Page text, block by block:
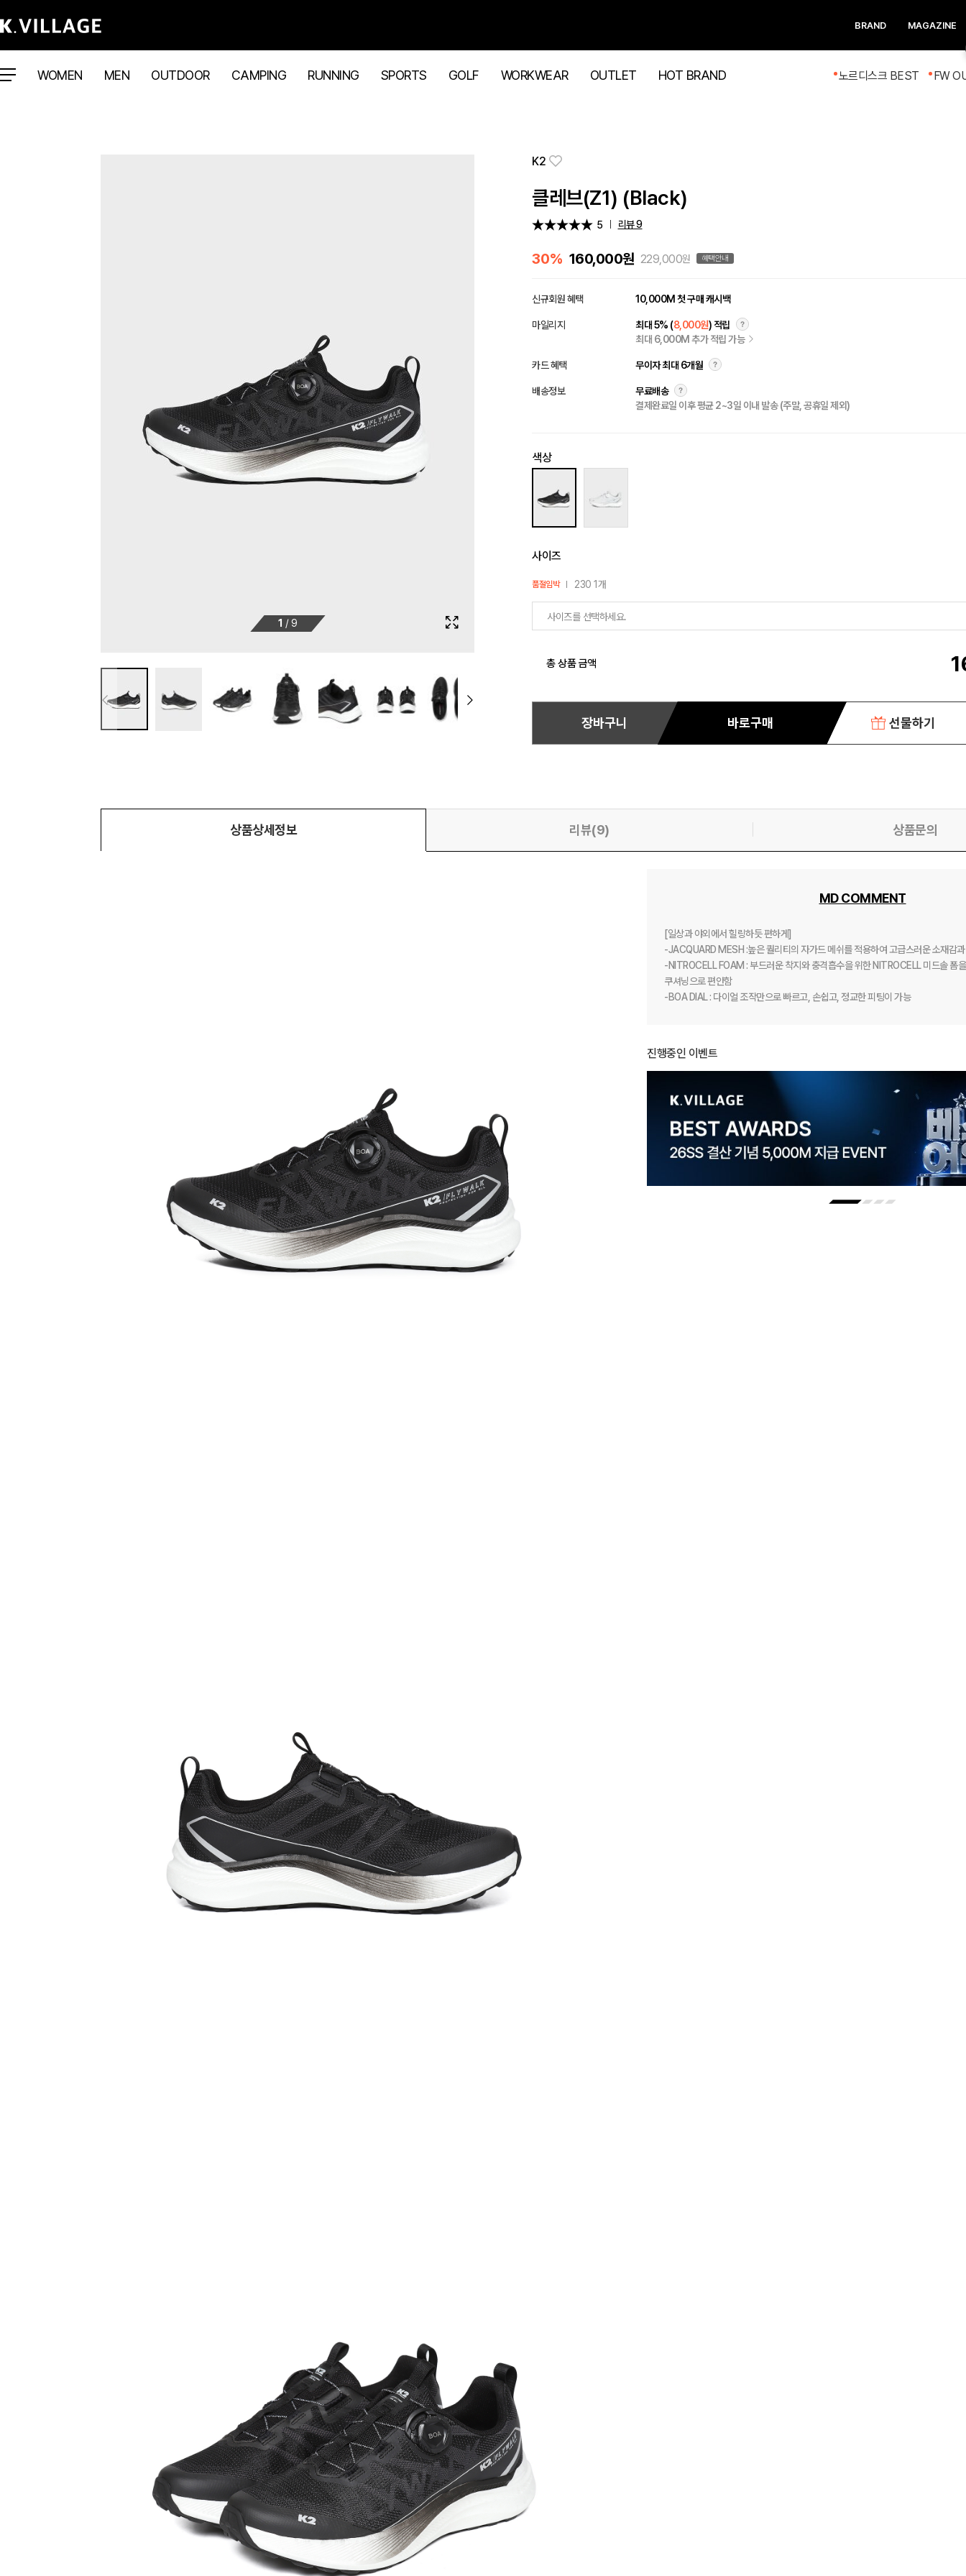
BRAND MAGAZINE
WOMEN MEN OUTDOOR CAMPING RUNNING SPORTS GOLF WORKWEAR OUTLET HOT BRAND 노르디스크 BEST FW
1 /9
K2
클레브(Z1) (Black)
5 리뷰 9
30% 160,000원 229,000원 혜택안내
신규회원 혜택 10,000M 첫 구매 캐시백
마일리지 최대 5% (8,000원) 적립
최대 6,000M 추가 적립 가능
카드 혜택 무이자 최대 6개월
배송정보
무료배송
결제완료일 이후 평균 2~3일 이내 발송 (주말, 공휴일 제외)
색상
사이즈
품절임박 230 1개
사이즈를 선택하세요.
총 상품 금액
장바구니 바로구매 선물하기
상품상세정보 리뷰(9) 상품문의
MD COMMENT
[일상과 야외에서 힐링하듯 편하게]
-JACQUARD MESH :높은 퀄리티의 자가드 메쉬를 적용하여 고급스러운 소재감
-NITROCELL FOAM : 부드러운 착지와 충격흡수을 위한 NITROCELL 미드솔 폼
쿠셔닝으로 편안함
-BOA DIAL : 다이얼 조작만으로 빠르고, 손쉽고, 정교한 피팅이 가능
진행중인 이벤트